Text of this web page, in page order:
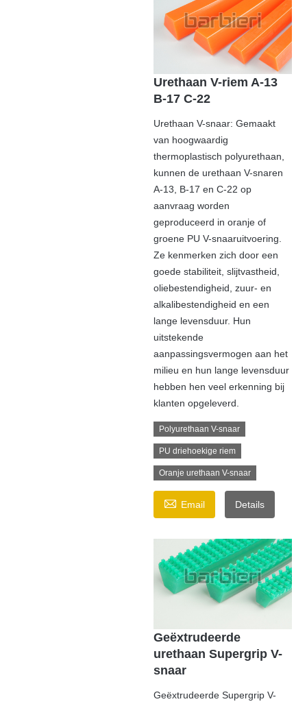
Urethaan V-riem A-13
B-17 C-22
Urethaan V-snaar: Gemaakt
van hoogwaardig
thermoplastisch polyurethaan,
kunnen de urethaan V-snaren
A-13, B-17 en C-22 op
aanvraag worden
geproduceerd in oranje of
groene PU V-snaaruitvoering.
Ze kenmerken zich door een
goede stabiliteit, slijtvastheid,
oliebestendigheid, zuur- en
alkalibestendigheid en een
lange levensduur. Hun
uitstekende
aanpassingsvermogen aan het
milieu en hun lange levensduur
hebben hen veel erkenning bij
klanten opgeleverd.
Polyurethaan V-snaar
PU driehoekige riem
Oranje urethaan V-snaar
 Email Details
Geëxtrudeerde
urethaan Supergrip V-
snaar
Geëxtrudeerde Supergrip V-